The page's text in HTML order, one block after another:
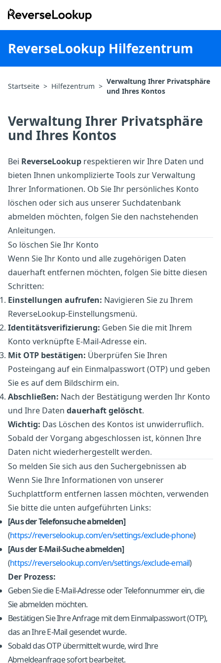
ReverseLookup
ReverseLookup Hilfezentrum
Startseite > Hilfezentrum >
Verwaltung Ihrer Privatsphäre
und Ihres Kontos
Verwaltung Ihrer Privatsphäre
und Ihres Kontos
Bei ReverseLookup respektieren wir Ihre Daten und
bieten Ihnen unkomplizierte Tools zur Verwaltung
Ihrer Informationen. Ob Sie Ihr persönliches Konto
löschen oder sich aus unserer Suchdatenbank
abmelden möchten, folgen Sie den nachstehenden
Anleitungen.
So löschen Sie Ihr Konto
Wenn Sie Ihr Konto und alle zugehörigen Daten
dauerhaft entfernen möchten, folgen Sie bitte diesen
Schritten:
Einstellungen aufrufen: Navigieren Sie zu Ihrem
ReverseLookup-Einstellungsmenü.
Identitätsverifizierung: Geben Sie die mit Ihrem
Konto verknüpfte E-Mail-Adresse ein.
Mit OTP bestätigen: Überprüfen Sie Ihren
Posteingang auf ein Einmalpasswort (OTP) und geben
Sie es auf dem Bildschirm ein.
Abschließen: Nach der Bestätigung werden Ihr Konto
und Ihre Daten dauerhaft gelöscht.
Wichtig: Das Löschen des Kontos ist unwiderruflich.
Sobald der Vorgang abgeschlossen ist, können Ihre
Daten nicht wiederhergestellt werden.
So melden Sie sich aus den Suchergebnissen ab
Wenn Sie Ihre Informationen von unserer
Suchplattform entfernen lassen möchten, verwenden
Sie bitte die unten aufgeführten Links:
[Aus der Telefonsuche abmelden]
(https://reverselookup.com/en/settings/exclude-phone)
[Aus der E-Mail-Suche abmelden]
(https://reverselookup.com/en/settings/exclude-email)
Der Prozess:
Geben Sie die E-Mail-Adresse oder Telefonnummer ein, die
Sie abmelden möchten.
Bestätigen Sie Ihre Anfrage mit dem Einmalpasswort (OTP),
das an Ihre E-Mail gesendet wurde.
Sobald das OTP übermittelt wurde, wird Ihre
Abmeldeanfrage sofort bearbeitet.